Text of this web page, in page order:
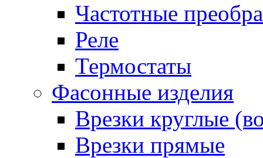
Частотные
Реле
Термостаты
Фасонные изделия
Врезки круглые
Врезки прямые